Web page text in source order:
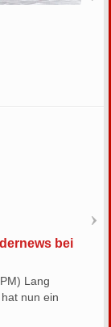
bei
Lang
nun ein